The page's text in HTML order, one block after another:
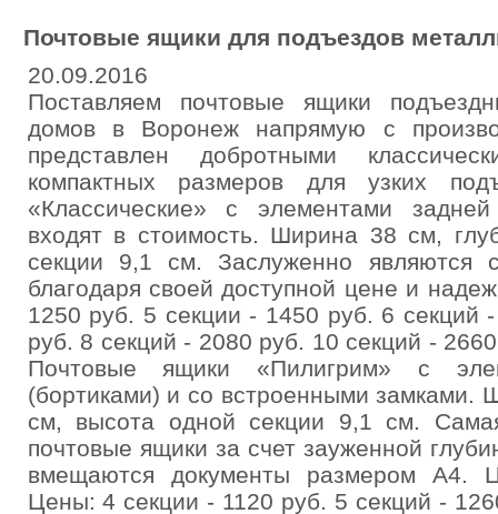
Почтовые ящики для подъездов
20.09.2016
Поставляем почтовые ящики
домов в Воронеж напрямую с
представлен добротными
компактных размеров для узких
«Классические» с элементами
входят в стоимость. Ширина 38 см,
секции 9,1 см. Заслуженно являются
благодаря своей доступной цене и
1250 руб. 5 секции - 1450 руб. 6 секций
руб. 8 секций - 2080 руб. 10 секций -
Почтовые ящики «Пилигрим» с
(бортиками) и со встроенными замками.
см, высота одной секции 9,1 см.
почтовые ящики за счет зауженной
вмещаются документы размером А4.
Цены: 4 секции - 1120 руб. 5 секций -